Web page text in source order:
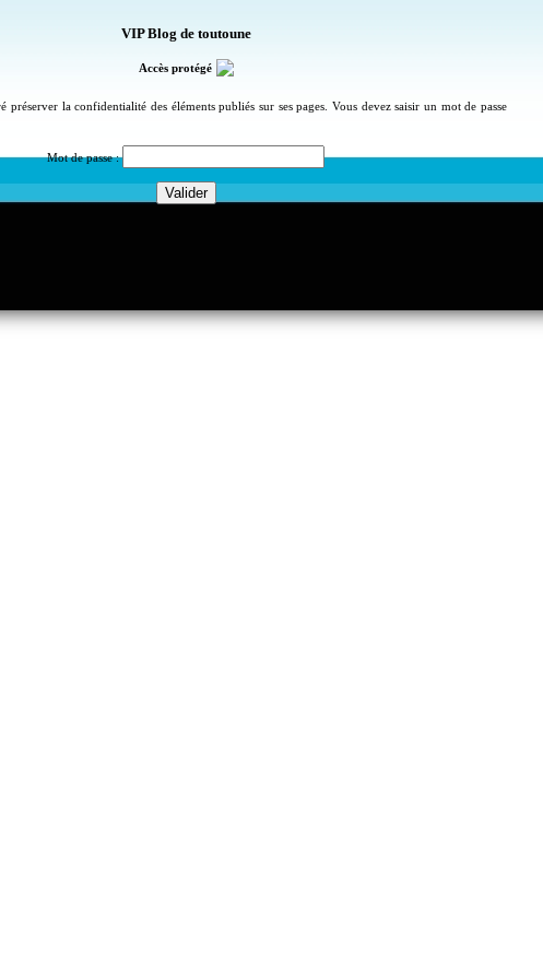
VIP Blog de toutoune
Accès protégé
préserver la confidentialité des éléments publiés sur ses pages. Vous devez saisir un mot de passe
Mot de passe :